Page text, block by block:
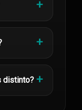
distinto?